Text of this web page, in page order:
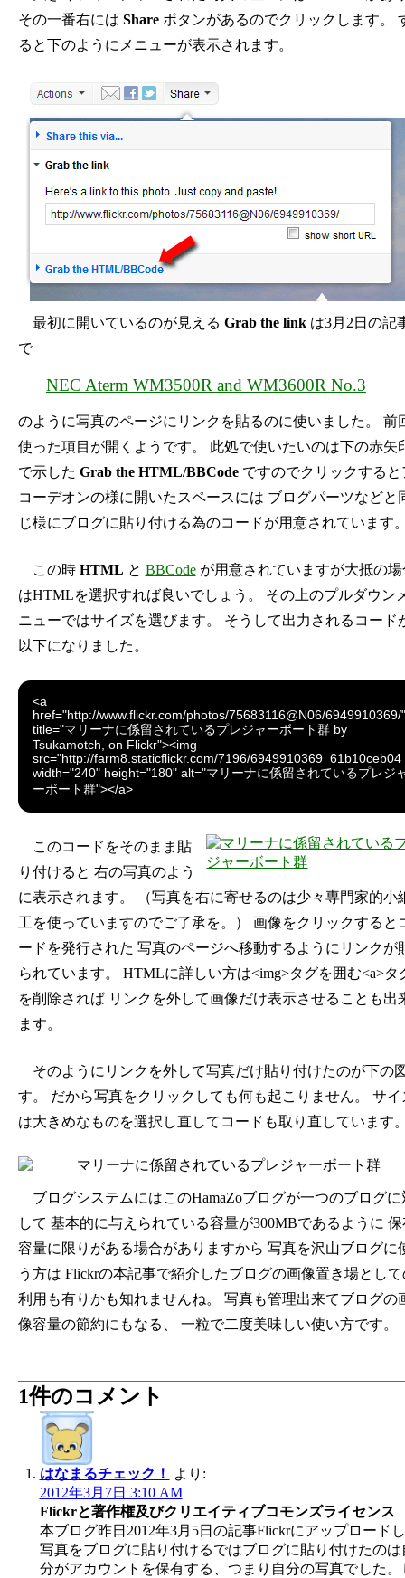
その一番右には Shareボタンがあるのでクリックします。
ると下のようにメニューが表示されます。
最初に開いているのが見える Grab the link は3月2日の記
で
NEC Aterm WM3500R and WM3600R No.3
のように写真のページにリンクを貼るのに使いました。 前
使った項目が開くようです。 此処で使いたいのは下の赤矢
で示した Grab the HTML/BBCodeですのでクリックすると
コーデオンの様に開いたスペースには ブログパーツなどと
じ様にブログに貼り付ける為のコードが用意されています
この時 HTML と BBCodeが用意されていますが大抵の場
はHTMLを選択すれば良いでしょう。 その上のプルダウン
ニューではサイズを選びます。 そうして出力されるコード
以下になりました。
<a
href="http://www.flickr.com/photos/75683116@N06/6949910369/"
title="マリーナに係留されているプレジャーボート群 by
Tsukamotch, on Flickr"><img
src="http://farm8.staticflickr.com/7196/
width="240" height="180" alt="マリーナに係留されているプレジ
ーボート群"></a>
このコードをそのまま貼
り付けると 右の写真のよう
に表示されます。 （写真を右に寄せるのは少々専門家的小
工を使っていますのでご了承を。） 画像をクリックすると
ードを発行された 写真のページへ移動するようにリンクが
られています。 HTMLに詳しい方は<img>タグを囲む<a>タ
を削除されば リンクを外して画像だけ表示させることも出
ます。
そのようにリンクを外して写真だけ貼り付けたのが下の
す。 だから写真をクリックしても何も起こりません。 サイ
は大きめなものを選択し直してコードも取り直しています
ブログシステムにはこのHamaZoブログが一つのブログに
して 基本的に与えられている容量が300MBであるように 保
容量に限りがある場合がありますから 写真を沢山ブログに
う方は Flickrの本記事で紹介したブログの画像置き場として
利用も有りかも知れませんね。 写真も管理出来てブログの
像容量の節約にもなる、 一粒で二度美味しい使い方です。
1件のコメント
はなまるチェック！
より:
2012年3月7日 3:10 AM
Flickrと著作権及びクリエイティブコモンズライセンス
本ブログ昨日2012年3月5日の記事Flickrにアップロード
写真をブログに貼り付けるではブログに貼り付けたのは
分がアカウントを保有する、つまり自分の写真でした。